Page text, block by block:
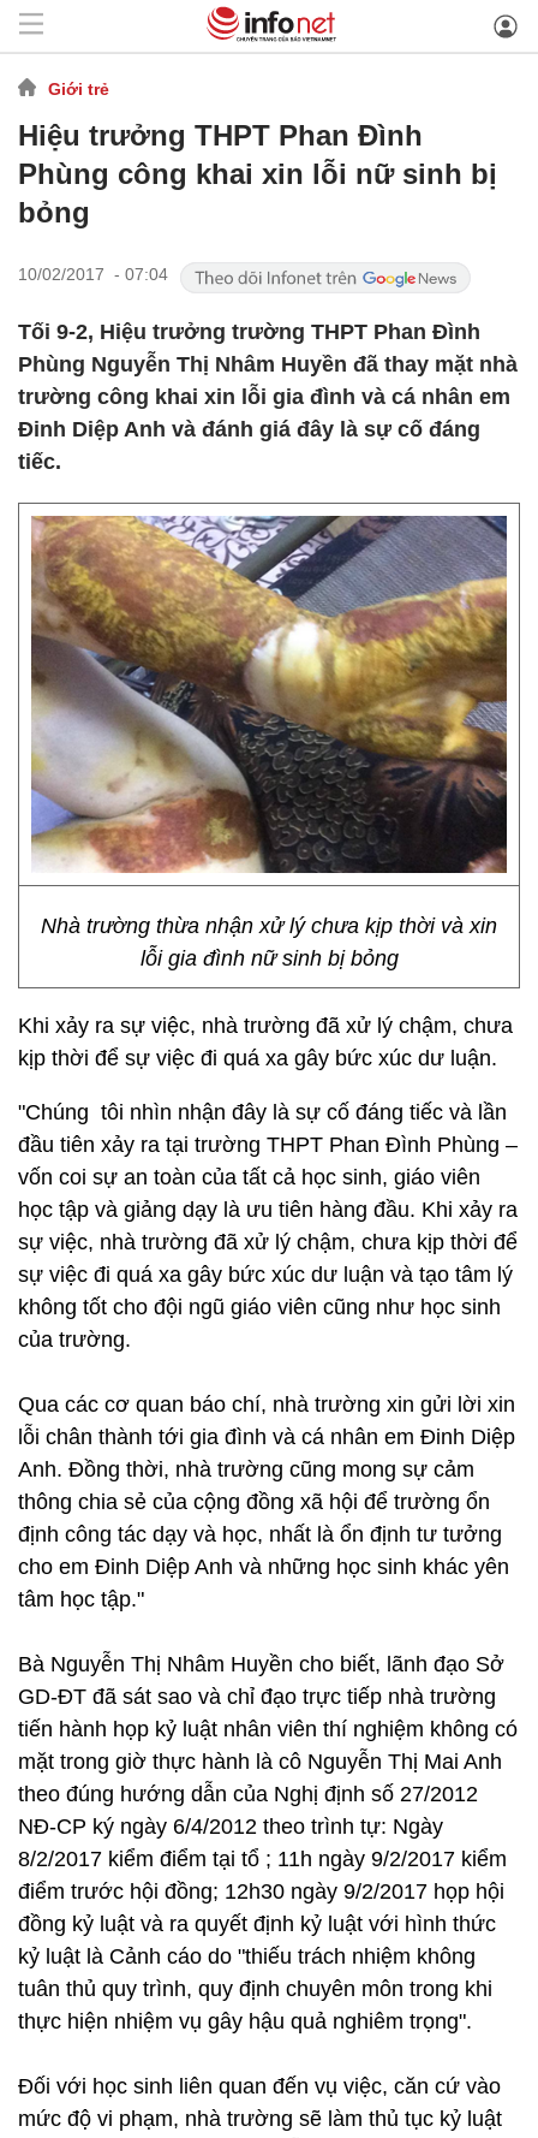
Giới trẻ
Hiệu trưởng THPT Phan Đình
Phùng công khai xin lỗi nữ sinh bị
bỏng
10/02/2017 - 07:04
Tối 9-2, Hiệu trưởng trường THPT Phan Đình
Phùng Nguyễn Thị Nhâm Huyền đã thay mặt nhà
trường công khai xin lỗi gia đình và cá nhân em
Đinh Diệp Anh và đánh giá đây là sự cố đáng
tiếc.
Nhà trường thừa nhận xử lý chưa kịp thời và xin
lỗi gia đình nữ sinh bị bỏng
​Khi xảy ra sự việc, nhà trường đã xử lý chậm, chưa
kịp thời để sự việc đi quá xa gây bức xúc dư luận.
"Chúng tôi nhìn nhận đây là sự cố đáng tiếc và lần
đầu tiên xảy ra tại trường THPT Phan Đình Phùng –
vốn coi sự an toàn của tất cả học sinh, giáo viên
học tập và giảng dạy là ưu tiên hàng đầu. Khi xảy ra
sự việc, nhà trường đã xử lý chậm, chưa kịp thời để
sự việc đi quá xa gây bức xúc dư luận và tạo tâm lý
không tốt cho đội ngũ giáo viên cũng như học sinh
của trường.
Qua các cơ quan báo chí, nhà trường xin gửi lời xin
lỗi chân thành tới gia đình và cá nhân em Đinh Diệp
Anh. Đồng thời, nhà trường cũng mong sự cảm
thông chia sẻ của cộng đồng xã hội để trường ổn
định công tác dạy và học, nhất là ổn định tư tưởng
cho em Đinh Diệp Anh và những học sinh khác yên
tâm học tập."
Bà Nguyễn Thị Nhâm Huyền cho biết, lãnh đạo Sở
GD-ĐT đã sát sao và chỉ đạo trực tiếp nhà trường
tiến hành họp kỷ luật nhân viên thí nghiệm không có
mặt trong giờ thực hành là cô Nguyễn Thị Mai Anh
theo đúng hướng dẫn của Nghị định số 27/2012
NĐ-CP ký ngày 6/4/2012 theo trình tự: Ngày
8/2/2017 kiểm điểm tại tổ ; 11h ngày 9/2/2017 kiểm
điểm trước hội đồng; 12h30 ngày 9/2/2017 họp hội
đồng kỷ luật và ra quyết định kỷ luật với hình thức
kỷ luật là Cảnh cáo do "thiếu trách nhiệm không
tuân thủ quy trình, quy định chuyên môn trong khi
thực hiện nhiệm vụ gây hậu quả nghiêm trọng".
Đối với học sinh liên quan đến vụ việc, căn cứ vào
mức độ vi phạm, nhà trường sẽ làm thủ tục kỷ luật